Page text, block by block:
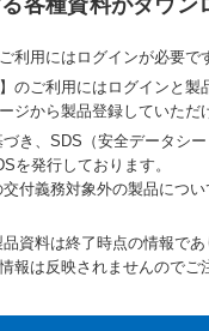
各種資料がダウン
利用にはログインが必要で
】のご利用にはログインと
ジから製品登録していただ
づき、SDS（安全データシ
を発行しております。
付義務対象外の製品につ
資料は終了時点の情報で
報は反映されませんのでご